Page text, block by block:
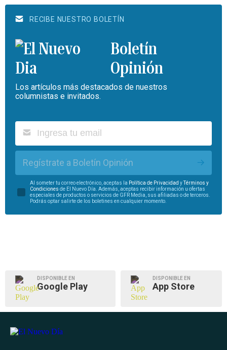
RECIBE NUESTRO BOLETÍN
Boletín
Opinión
Los artículos más destacados de nuestros
columnistas e invitados.
Regístrate a Boletín Opinión
Al someter tu correo electrónico, aceptas la Política de Privacidad yTérminos y
Condiciones de El Nuevo Día. Además, aceptas recibir información u ofertas
especiales de productos o servicios de GFR Media, sus afiliadas o de terceros.
Podrás optar salirte de los boletines en cualquier momento.
DISPONIBLE EN
Google Play
DISPONIBLE EN
App Store